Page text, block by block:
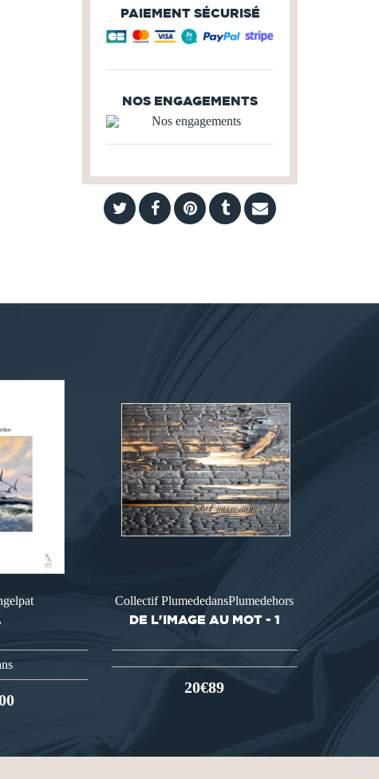
PAIEMENT SÉCURISÉ
NOS ENGAGEMENTS
Collectif PlumededansPlumedehors
DE L'IMAGE AU MOT - 1
20€89